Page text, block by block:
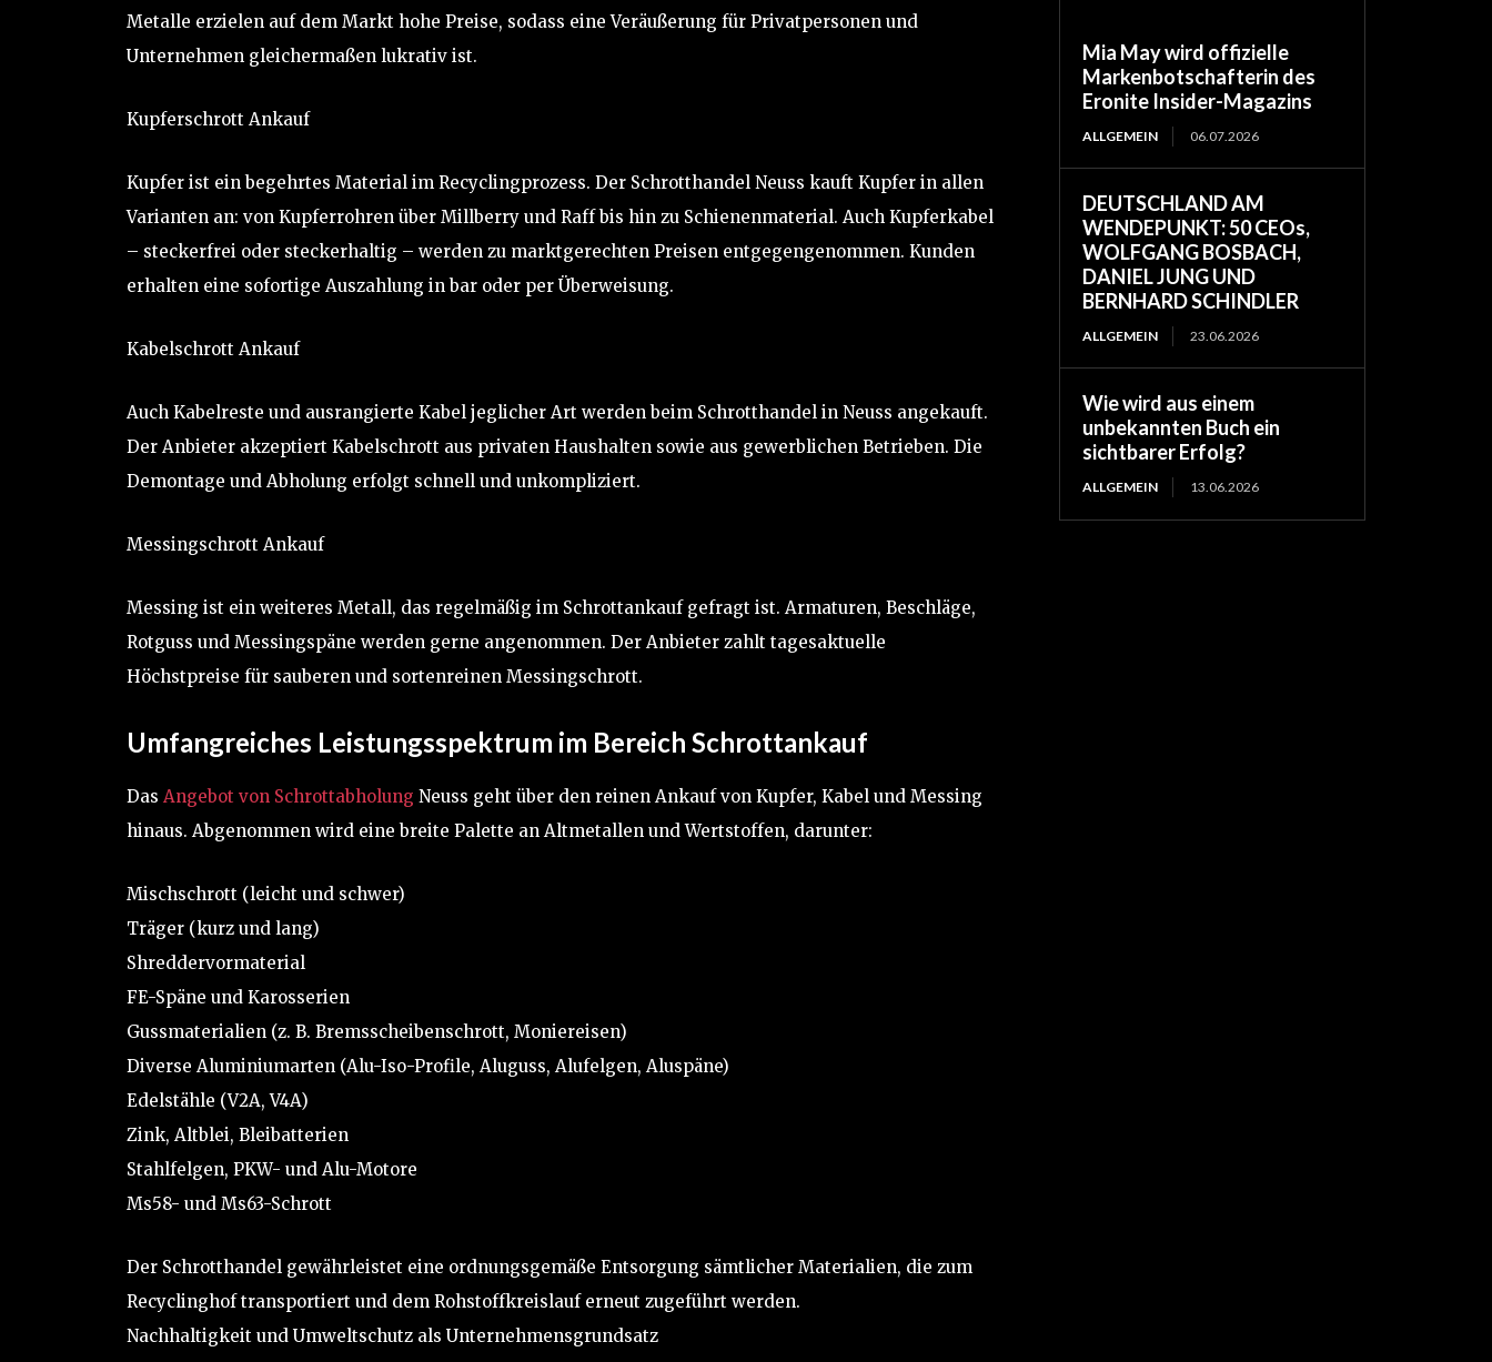
Metalle erzielen auf dem Markt hohe Preise, sodass eine Veräußerung für Privatpersonen und
Unternehmen gleichermaßen lukrativ ist.
Kupferschrott Ankauf
Kupfer ist ein begehrtes Material im Recyclingprozess. Der Schrotthandel Neuss kauft Kupfer in allen
Varianten an: von Kupferrohren über Millberry und Raff bis hin zu Schienenmaterial. Auch Kupferkabel
– steckerfrei oder steckerhaltig – werden zu marktgerechten Preisen entgegengenommen. Kunden
erhalten eine sofortige Auszahlung in bar oder per Überweisung.
Kabelschrott Ankauf
Auch Kabelreste und ausrangierte Kabel jeglicher Art werden beim Schrotthandel in Neuss angekauft.
Der Anbieter akzeptiert Kabelschrott aus privaten Haushalten sowie aus gewerblichen Betrieben. Die
Demontage und Abholung erfolgt schnell und unkompliziert.
Messingschrott Ankauf
Messing ist ein weiteres Metall, das regelmäßig im Schrottankauf gefragt ist. Armaturen, Beschläge,
Rotguss und Messingspäne werden gerne angenommen. Der Anbieter zahlt tagesaktuelle
Höchstpreise für sauberen und sortenreinen Messingschrott.
Umfangreiches Leistungsspektrum im Bereich Schrottankauf
Das Angebot von Schrottabholung Neuss geht über den reinen Ankauf von Kupfer, Kabel und Messing
hinaus. Abgenommen wird eine breite Palette an Altmetallen und Wertstoffen, darunter:
Mischschrott (leicht und schwer)
Träger (kurz und lang)
Shreddervormaterial
FE-Späne und Karosserien
Gussmaterialien (z. B. Bremsscheibenschrott, Moniereisen)
Diverse Aluminiumarten (Alu-Iso-Profile, Aluguss, Alufelgen, Aluspäne)
Edelstähle (V2A, V4A)
Zink, Altblei, Bleibatterien
Stahlfelgen, PKW- und Alu-Motore
Ms58- und Ms63-Schrott
Der Schrotthandel gewährleistet eine ordnungsgemäße Entsorgung sämtlicher Materialien, die zum
Recyclinghof transportiert und dem Rohstoffkreislauf erneut zugeführt werden.
Nachhaltigkeit und Umweltschutz als Unternehmensgrundsatz
Mia May wird offizielle
Markenbotschafterin des
Eronite Insider-Magazins
ALLGEMEIN 06.07.2026
DEUTSCHLAND AM
WENDEPUNKT: 50 CEOs,
WOLFGANG BOSBACH,
DANIEL JUNG UND
BERNHARD SCHINDLER
ALLGEMEIN 23.06.2026
Wie wird aus einem
unbekannten Buch ein
sichtbarer Erfolg?
ALLGEMEIN 13.06.2026